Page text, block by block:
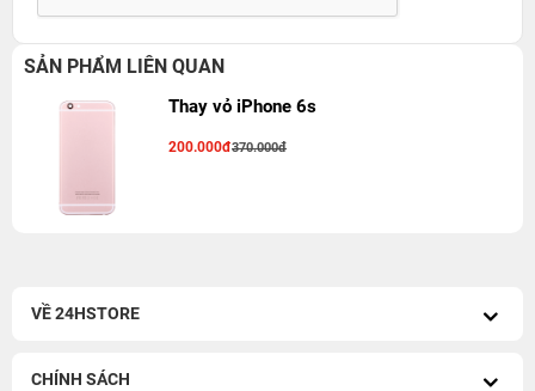
SẢN PHẨM LIÊN QUAN
Thay vỏ iPhone 6s
200.000đ370.000đ
VỀ 24HSTORE
CHÍNH SÁCH